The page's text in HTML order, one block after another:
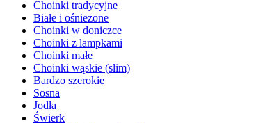
Choinki tradycyjne
Białe i ośnieżone
Choinki w doniczce
Choinki z lampkami
Choinki małe
Choinki wąskie (slim)
Bardzo szerokie
Sosna
Jodła
Świerk